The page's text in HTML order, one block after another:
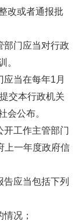
改或者通报批
门应当对行政
。
当在每年1月
交本行政机关
会公布。
开工作主管部门
上一年度政府信
应当包括下列
况；